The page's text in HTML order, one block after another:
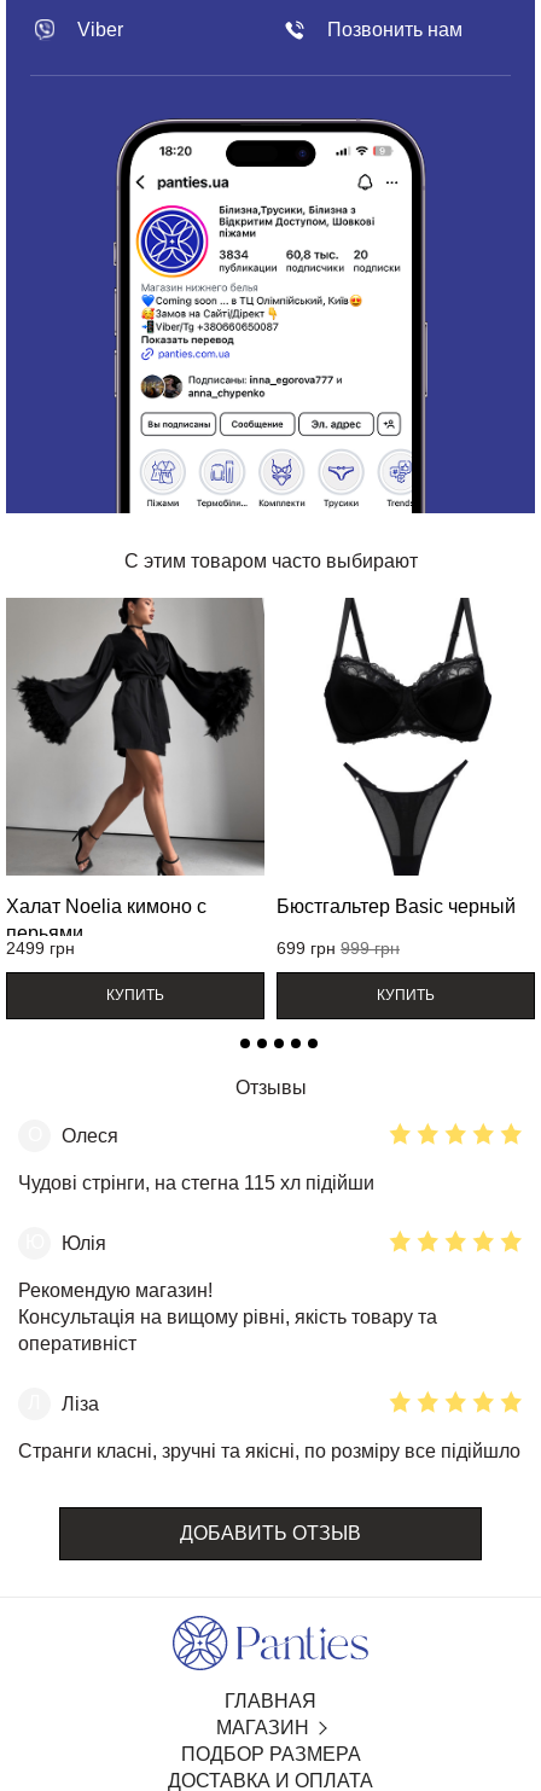
Viber Позвонить нам
С этим товаром часто выбирают
Халат Noelia кимоно с
перьями
2499 грн
КУПИТЬ
Бюстгальтер Basic черный
699 грн 999грн
КУПИТЬ
Отзывы
Олеся
Чудові стрінги, на стегна 115 хл підійши
Юлія
Рекомендую магазин!
Консультація на вищому рівні, якість товару та
оперативніст
Ліза
Странги класні, зручні та якісні, по розміру все підійшло
ДОБАВИТЬ ОТЗЫВ
ГЛАВНАЯ
МАГАЗИН
SALE
ПОДБОР РАЗМЕРА
ДОСТАВКА И ОПЛАТА